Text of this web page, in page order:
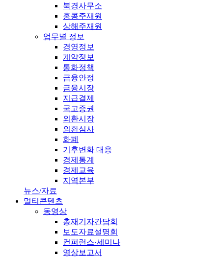
북경사무소
홍콩주재원
상해주재원
업무별 정보
경영정보
계약정보
통화정책
금융안정
금융시장
지급결제
국고증권
외환시장
외환심사
화폐
기후변화 대응
경제통계
경제교육
지역본부
뉴스/자료
멀티콘텐츠
동영상
총재기자간담회
보도자료설명회
컨퍼런스·세미나
영상보고서